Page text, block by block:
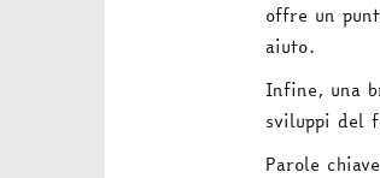
offre un
aiuto.
Infine, una
sviluppi del
Parole